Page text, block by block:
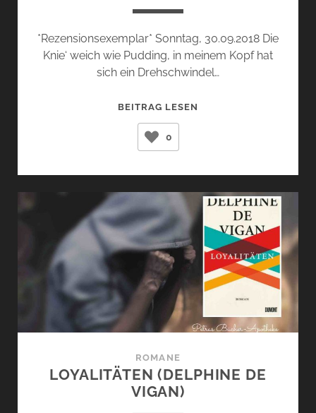
*Rezensionsexemplar* Sonntag, 30.09.2018 Die
Knie‘ weich wie Pudding, in meinem Kopf hat
sich ein Drehschwindel…
BEITRAG LESEN
VON
LUCADOU)
0
ROMANE
LOYALITÄTEN (DELPHINE DE
VIGAN)